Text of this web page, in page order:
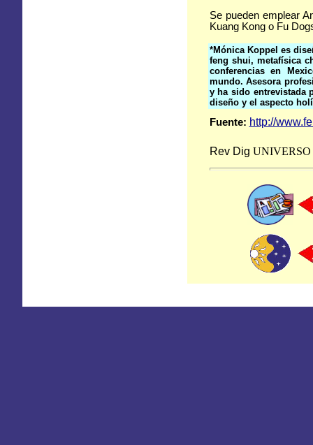
Se pueden emplear
Kuang Kong o Fu
*Mónica Koppel es
feng shui, metafísica
conferencias en
mundo. Asesora
y ha sido entrevistada
diseño y el aspecto
Fuente: http://
Rev Dig UNIVERSO